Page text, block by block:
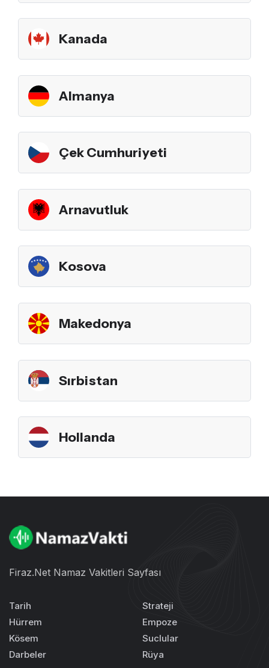
Kanada
Almanya
Çek Cumhuriyeti
Arnavutluk
Kosova
Makedonya
Sırbistan
Hollanda
Firaz.Net Namaz Vakitleri Sayfası
Tarih
Hürrem
Kösem
Darbeler
Strateji
Empoze
Suclular
Rüya